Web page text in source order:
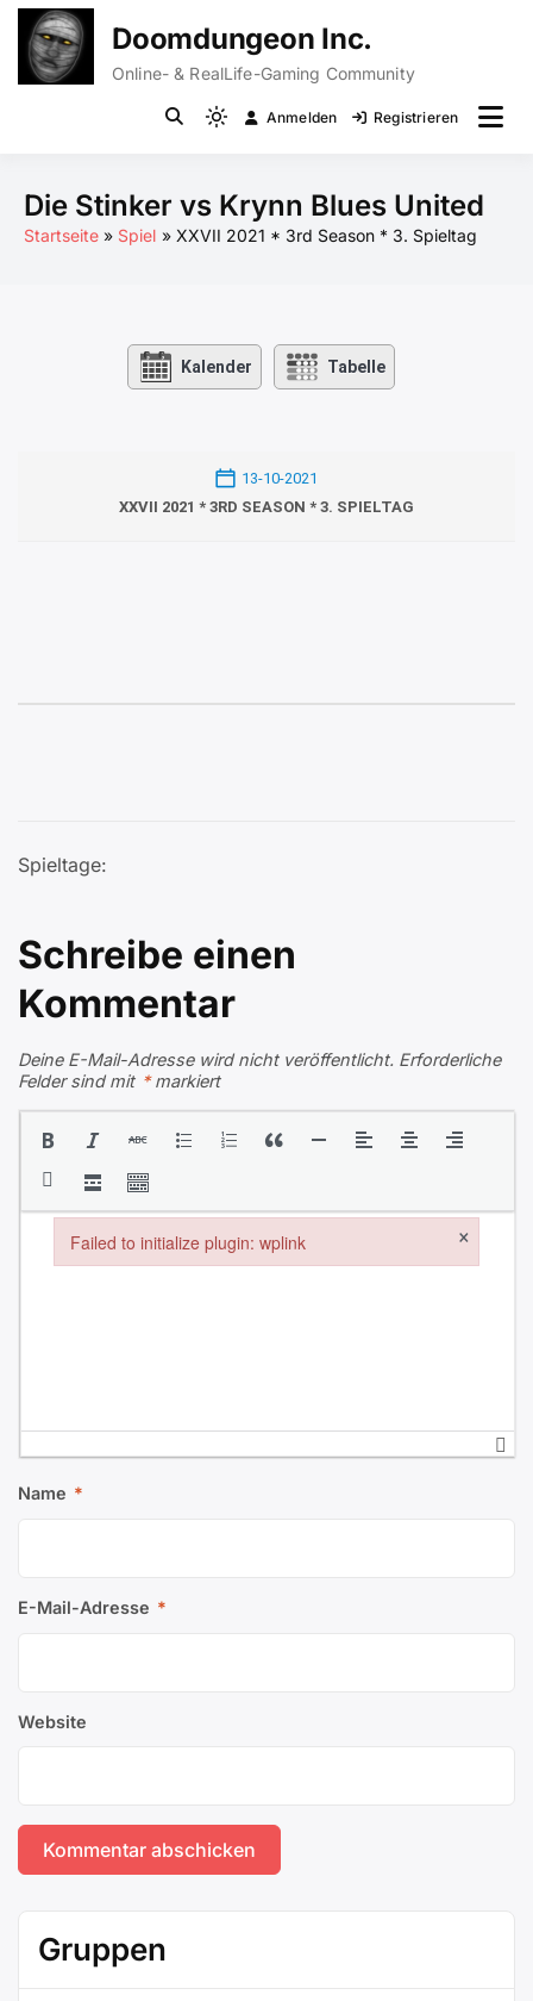
Zum
Inhalt
springen
Doomdungeon Inc.
Online- & RealLife-Gaming Community
Light
(click
to
switch
Anmelden Registrieren
Die Stinker vs Krynn Blues United
Startseite Spiel XXVII 2021 * 3rd Season * 3. Spieltag
Kalender Tabelle
13-10-2021
XXVII 2021 * 3RD SEASON * 3. SPIELTAG
Spieltage:
Schreibe einen
Kommentar
Deine E-Mail-Adresse wird nicht veröffentlicht. Erforderliche
Felder sind mit *markiert
Name *
E-Mail-Adresse *
Website
Gruppen
Failed to initialize plugin: wplink ×
Failed to initialize plugin: wplink